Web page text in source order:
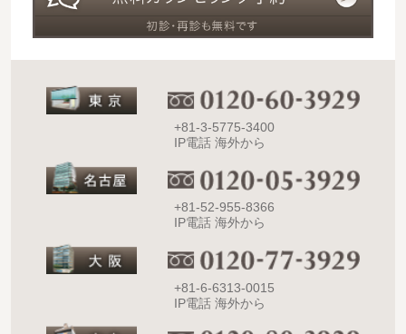
+81-3-5775-3400
IP電話 海外から
+81-52-955-8366
IP電話 海外から
+81-6-6313-0015
IP電話 海外から